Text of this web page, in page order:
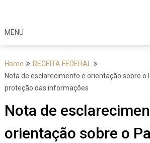
MENU
Home
RECEITA FEDERAL
Nota de esclarecimento e orientação sobre o
proteção das informações
Nota de
orientação sobre o